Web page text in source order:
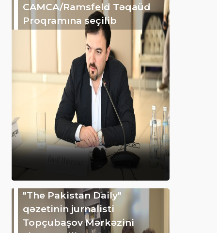
CAMCA/Ramsfeld Təqaüd
Proqramına seçilib
"The Pakistan Daily"
qəzetinin jurnalisti
Topçubaşov Mərkəzini